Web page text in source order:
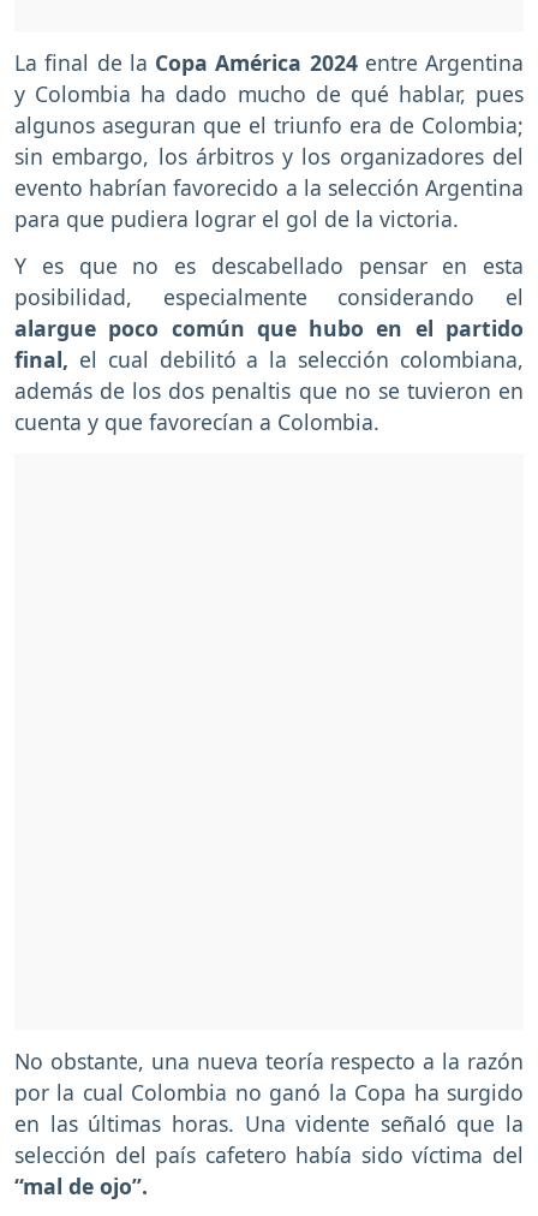
La final de la Copa América 2024entre Argentina
y Colombia ha dado mucho de qué hablar, pues
algunos aseguran que el triunfo era de Colombia;
sin embargo, los árbitros y los organizadores del
evento habrían favorecido a la selección Argentina
para que pudiera lograr el gol de la victoria.
Y es que no es descabellado pensar en esta
posibilidad, especialmente considerando el
alargue poco común que hubo en el partido
final, el cual debilitó a la selección colombiana,
además de los dos penaltis que no se tuvieron en
cuenta y que favorecían a Colombia.
No obstante, una nueva teoría respecto a la razón
por la cual Colombia no ganó la Copa ha surgido
en las últimas horas. Una vidente señaló que la
selección del país cafetero había sido víctima del
“mal de ojo”.